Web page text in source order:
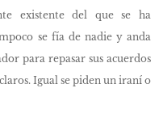
existente del que se ha
se fía de nadie y anda
para repasar sus acuerdos
Igual se piden un iraní o